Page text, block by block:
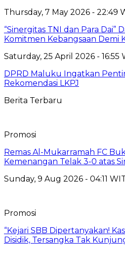
Thursday, 7 May 2026 - 22:49
“Sinergitas TNI dan Para Dai”
Komitmen Kebangsaan Demi
Saturday, 25 April 2026 - 16:55
DPRD Maluku Ingatkan
Rekomendasi LKPJ
Berita Terbaru
Promosi
Remas Al-Mukarramah FC
Kemenangan Telak 3-0 atas
Sunday, 9 Aug 2026 - 04:11
Promosi
“Kejari SBB Dipertanyakan!
Disidik, Tersangka Tak